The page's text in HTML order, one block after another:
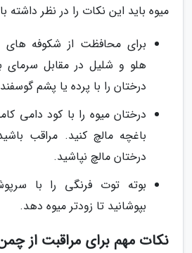
میوه باید این نکات را در نظر داشته
برای محافظت از شکوفه های
هلو و شلیل در مقابل سرمای
درختان را با پرده یا پشم
درختان میوه را با کود دامی
باغچه مالچ کنید. مراقب
درختان مالچ نپاشید.
بوته توت فرنگی را با
بپوشانید تا زودتر میوه دهد.
نکات مهم برای مراقبت از